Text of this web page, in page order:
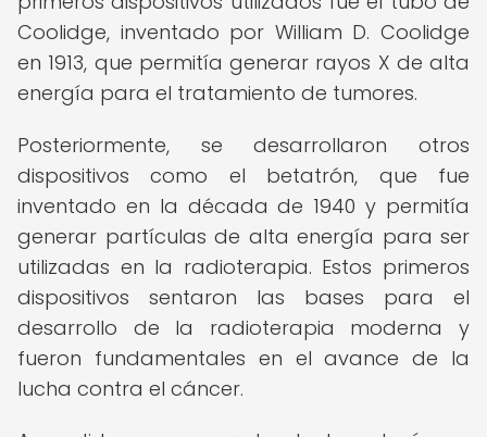
Coolidge, inventado por William D. Coolidge
en 1913, que permitía generar rayos X de alta
energía para el tratamiento de tumores.
Posteriormente, se desarrollaron otros
dispositivos como el betatrón, que fue
inventado en la década de 1940 y permitía
generar partículas de alta energía para ser
utilizadas en la radioterapia. Estos primeros
dispositivos sentaron las bases para el
desarrollo de la radioterapia moderna y
fueron fundamentales en el avance de la
lucha contra el cáncer.